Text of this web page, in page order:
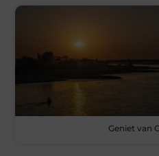
Geniet van